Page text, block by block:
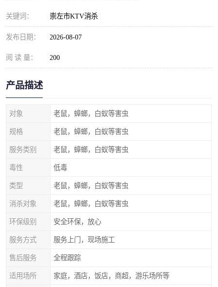
关键词： 崇左市KTV消杀
发布日期： 2026-08-07
阅 读 量： 200
产品描述
对象 老鼠，蟑螂，白蚁等害虫
规格 老鼠，蟑螂，白蚁等害虫
服务类别 老鼠，蟑螂，白蚁等害虫
毒性 低毒
类型 老鼠，蟑螂，白蚁等害虫
消杀对象 老鼠，蟑螂，白蚁等害虫
环保级别 安全环保，放心
服务方式 服务上门，现场施工
售后服务 全程跟踪
适用场所 家庭，酒店，饭店，商超，游乐场所等